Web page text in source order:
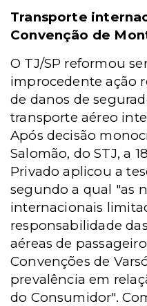
Transporte
Convenção de
O TJ/SP reformou
improcedente ação
de danos de
transporte aéreo
Após decisão
Salomão, do STJ, a
Privado aplicou a
segundo a qual "as
internacionais
responsabilidade
aéreas de
Convenções de
prevalência em
do Consumidor".